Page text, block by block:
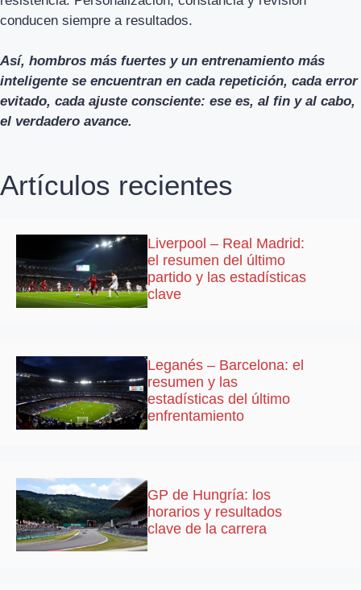
conducen siempre a resultados.
Así, hombros más fuertes y un entrenamiento más
inteligente se encuentran en cada repetición, cada error
evitado, cada ajuste consciente: ese es, al fin y al cabo,
el verdadero avance.
Artículos recientes
Liverpool – Real Madrid:
el resumen del último
partido y las estadísticas
clave
Leganés – Barcelona: el
resumen y las
estadísticas del último
enfrentamiento
GP de Hungría: los
horarios y resultados
clave de la carrera